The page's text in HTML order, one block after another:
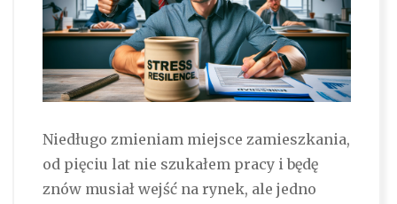
Niedługo zmieniam miejsce zamieszkania,
od pięciu lat nie szukałem pracy i będę
znów musiał wejść na rynek, ale jedno